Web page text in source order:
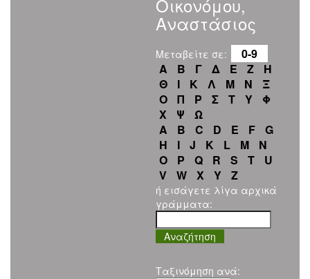
Οικονόμου,
Αναστάσιος
Μεταβείτε σε:
0-9
Α
Β Γ Δ Ε Ζ
Η
Θ
Ι Κ Λ Μ Ν
Ξ
Ο
Π Ρ Σ Τ Υ
Φ
Χ
Ψ
Ω
A
B C D E F
G
H
I J K L M
N
O
P Q R S T
U
V
W X Y Z
ή εισάγετε λίγα αρχικά
γράμματα:
Ταξινόμηση ανά: